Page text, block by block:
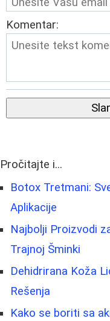
Komentar:
Pročitajte i...
Botox Tretmani:
Aplikacije
Najbolji Proizvodi
Trajnoj Šminki
Dehidrirana Koža
Rešenja
Kako se boriti sa